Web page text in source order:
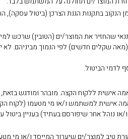
יהא רשאי לבטל את העסקה ולקבל את כספו בחזרה בניכוי דמי ביטול (כהגדרתם בסעיף 14ה(ד) לחוק הגנת הצרכן, התשמ”א-1981) בתנאי שהחזיר את
נעשה בהם כל שימוש, על ידו ו/או על ידי מי מטעמו. דמי ביטול (החזר כספי) כאמור לעיל הינם בשיעור של 5% ממחיר המוצר/ים שנרכש/ו או 100 ₪ (מאה
לדמי הביטול.
אישית ללקוח הקצה. מובהר ומודגש
אישית למשתמש ו/או מי מטעמו (לקוח
להגנת הצרכן ולסחר הוגן (או כל מסמך חוקי ו/או נוהל אחר שיפורסם בעתיד)
הדין, לכתובת רח’ הרימון 67 מושב אחיטוב, ולאחר בדיקה ו/או ביקורת טיב למוצר/ים שיערוך